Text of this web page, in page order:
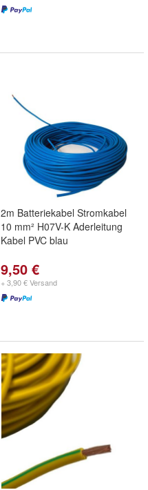
2m Batteriekabel Stromkabel
10 mm² H07V-K Aderleitung
Kabel PVC blau
9,50 €
+ 3,90 € Versand